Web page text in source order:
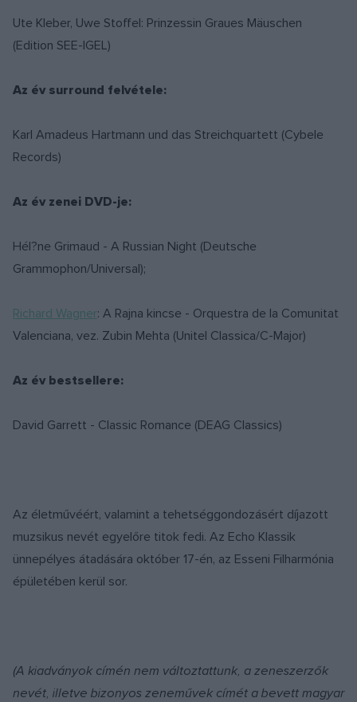
Ute Kleber, Uwe Stoffel: Prinzessin Graues Mäuschen
(Edition SEE-IGEL)
Az év surround felvétele:
Karl Amadeus Hartmann und das Streichquartett (Cybele
Records)
Az év zenei DVD-je:
Hél?ne Grimaud - A Russian Night (Deutsche
Grammophon/Universal);
Richard Wagner: A Rajna kincse - Orquestra de la Comunitat
Valenciana, vez. Zubin Mehta (Unitel Classica/C-Major)
Az év bestsellere:
David Garrett - Classic Romance (DEAG Classics)
Az életművéért, valamint a tehetséggondozásért díjazott
muzsikus nevét egyelőre titok fedi. Az Echo Klassik
ünnepélyes átadására október 17-én, az Esseni Filharmónia
épületében kerül sor.
(A kiadványok címén nem változtattunk, a zeneszerzők
nevét, illetve bizonyos zeneművek címét a bevett magyar